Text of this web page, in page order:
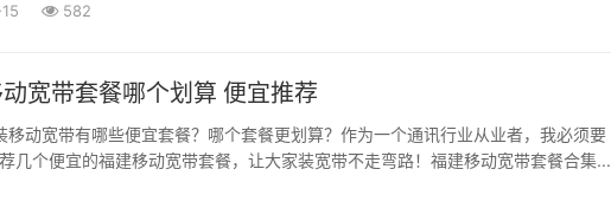
582
宽带套餐哪个划算 便宜推荐
移动宽带有哪些便宜套餐？哪个套餐更划算？作为一个通讯行业从业者，我必须要
几个便宜的福建移动宽带套餐，让大家装宽带不走弯路！福建移动宽带套餐合集...